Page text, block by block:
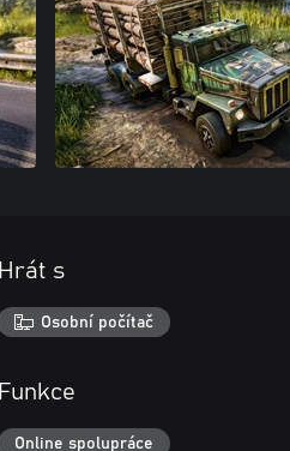
Hrát s
Osobní počítač
Funkce
Online spolupráce